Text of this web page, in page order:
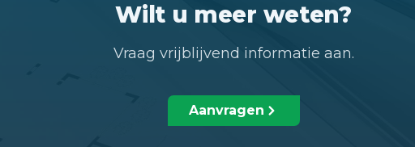
Wilt u meer weten?
Vraag vrijblijvend informatie aan.
Aanvragen